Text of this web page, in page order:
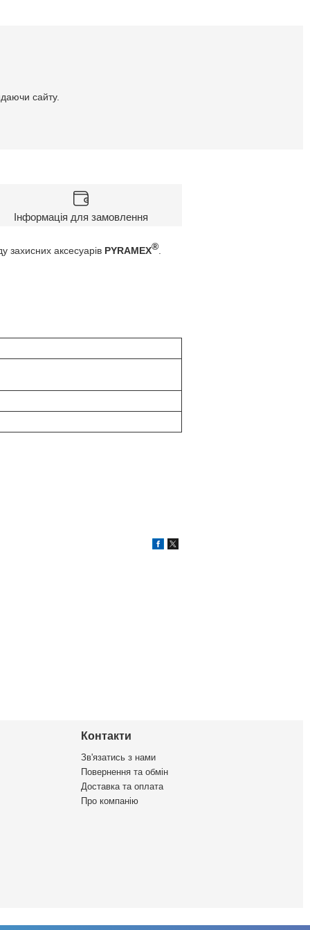
сайту.
Інформація для замовлення
захисних аксесуарів PYRAMEX®
Контакти
Зв'язатись з нами
Повернення та обмін
Доставка та оплата
Про компанію